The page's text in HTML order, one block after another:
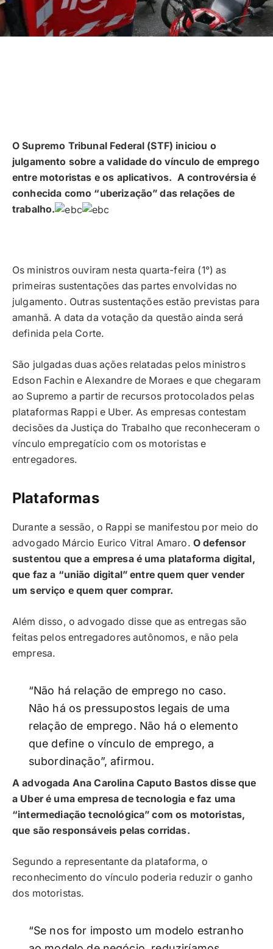
O Supremo Tribunal Federal (STF) iniciou o
julgamento sobre a validade do vínculo de emprego
entre motoristas e os aplicativos. A controvérsia é
conhecida como “uberização” das relações de
trabalho.
Os ministros ouviram nesta quarta-feira (1°) as
primeiras sustentações das partes envolvidas no
julgamento. Outras sustentações estão previstas para
amanhã. A data da votação da questão ainda será
definida pela Corte.
São julgadas duas ações relatadas pelos ministros
Edson Fachin e Alexandre de Moraes e que chegaram
ao Supremo a partir de recursos protocolados pelas
plataformas Rappi e Uber. As empresas contestam
decisões da Justiça do Trabalho que reconheceram o
vínculo empregatício com os motoristas e
entregadores.
Plataformas
Durante a sessão, o Rappi se manifestou por meio do
advogado Márcio Eurico Vitral Amaro. O defensor
sustentou que a empresa é uma plataforma digital,
que faz a “união digital” entre quem quer vender
um serviço e quem quer comprar.
Além disso, o advogado disse que as entregas são
feitas pelos entregadores autônomos, e não pela
empresa.
“Não há relação de emprego no caso.
Não há os pressupostos legais de uma
relação de emprego. Não há o elemento
que define o vínculo de emprego, a
subordinação”, afirmou.
A advogada Ana Carolina Caputo Bastos disse que
a Uber é uma empresa de tecnologia e faz uma
“intermediação tecnológica” com os motoristas,
que são responsáveis pelas corridas.
Segundo a representante da plataforma, o
reconhecimento do vínculo poderia reduzir o ganho
dos motoristas.
“Se nos for imposto um modelo estranho